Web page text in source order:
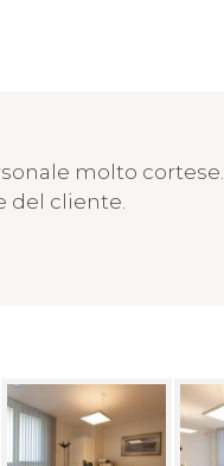
molto cortese.
del cliente.